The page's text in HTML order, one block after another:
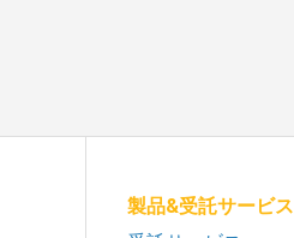
製品&受託サービス